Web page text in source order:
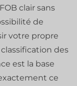
clair sans
de
votre propre
des
est la base
ce